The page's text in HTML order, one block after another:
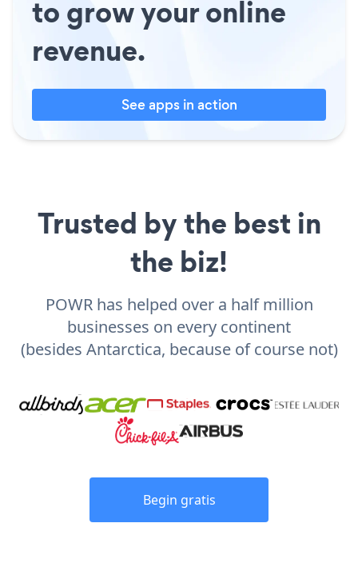
to grow your online
revenue.
See apps in action
Trusted by the best in
the biz!
POWR has helped over a half million
businesses on every continent
(besides Antarctica, because of course not)
Begin gratis